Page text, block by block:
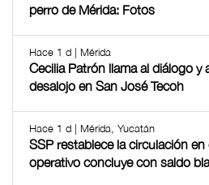
perro de Mérida: Fotos
Hace 1 d | Mérida
Cecilia Patrón llama al diálogo y
desalojo en San José Tecoh
Hace 1 d | Mérida, Yucatán
SSP restablece la circulación en
operativo concluye con saldo